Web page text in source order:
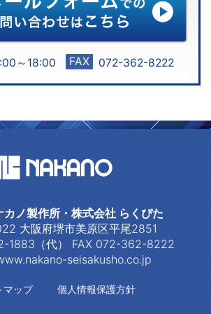
～18:00 FAX 072-362-8222
カノ製作所・株式会社 らくぴた
大阪府堺市美原区平尾2851
1883（代） FAX 072-362-8222
seisakusho.co.jp
マップ 個人情報保護方針